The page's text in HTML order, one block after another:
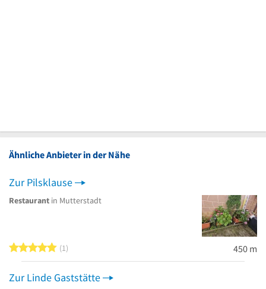
Ähnliche Anbieter in der Nähe
Zur Pilsklause
Restaurant in Mutterstadt
5 von 5 Sternen
1 450 m
Zur Linde Gaststätte